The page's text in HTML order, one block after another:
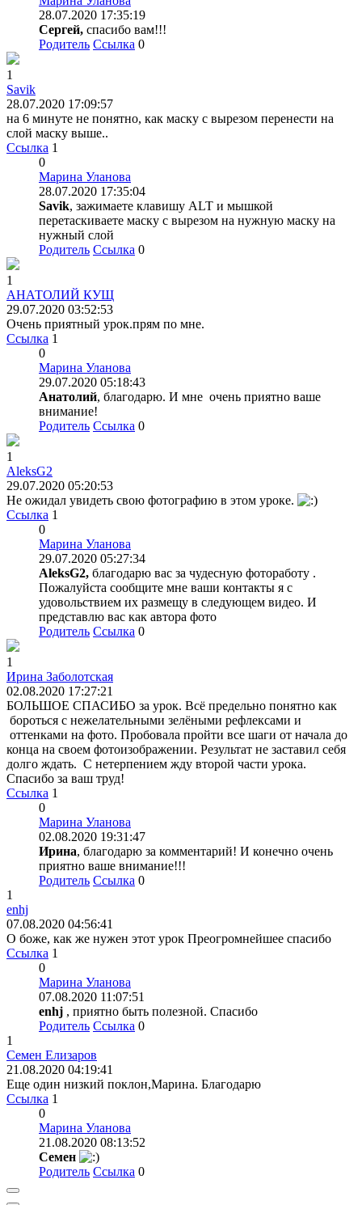
28.07.2020 17:35:19
Сергей,спасибо вам!!!
Родитель Ссылка 0
Savik
28.07.2020 17:09:57
на 6 минуте не понятно, как маску с вырезом перенести на
слой маску выше..
Ссылка 1
Марина Уланова
28.07.2020 17:35:04
Savik, зажимаете клавишу ALT и мышкой
перетаскиваете маску с вырезом на нужную маску на
нужный слой
Родитель Ссылка 0
АНАТОЛИЙ КУЩ
29.07.2020 03:52:53
Очень приятный урок.прям по мне.
Ссылка 1
Марина Уланова
29.07.2020 05:18:43
Анатолий, благодарю. И мне очень приятно ваше
внимание!
Родитель Ссылка 0
AleksG2
29.07.2020 05:20:53
Не ожидал увидеть свою фотографию в этом уроке.
Ссылка 1
Марина Уланова
29.07.2020 05:27:34
AleksG2,благодарю вас за чудесную фотоработу .
Пожалуйста сообщите мне ваши контакты я с
удовольствием их размещу в следующем видео. И
представлю вас как автора фото
Родитель Ссылка 0
Ирина Заболотская
02.08.2020 17:27:21
БОЛЬШОЕ СПАСИБО за урок. Всё предельно понятно как
бороться с нежелательными зелёными рефлексами и
оттенками на фото. Пробовала пройти все шаги от начала до
конца на своем фотоизображении. Результат не заставил себя
долго ждать. С нетерпением жду второй части урока.
Спасибо за ваш труд!
Ссылка 1
Марина Уланова
02.08.2020 19:31:47
Ирина, благодарю за комментарий! И конечно очень
приятно ваше внимание!!!
Родитель Ссылка 0
enhj
07.08.2020 04:56:41
О боже, как же нужен этот урок Преогромнейшее спасибо
Ссылка 1
Марина Уланова
07.08.2020 11:07:51
enhj, приятно быть полезной. Спасибо
Родитель Ссылка 0
Семен Елизаров
21.08.2020 04:19:41
Еще один низкий поклон,Марина. Благодарю
Ссылка 1
Марина Уланова
21.08.2020 08:13:52
Семен
Родитель Ссылка 0